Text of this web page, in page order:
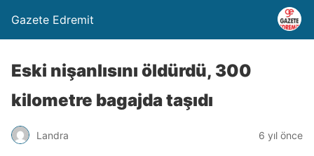
Gazete Edremit
Eski nişanlısını öldürdü, 300
kilometre bagajda taşıdı
Landra 6 yıl önce